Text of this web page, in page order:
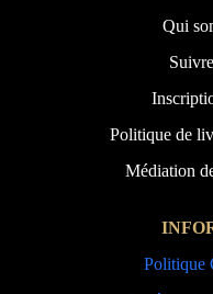
Qui
Politique de
Médiation
Politique